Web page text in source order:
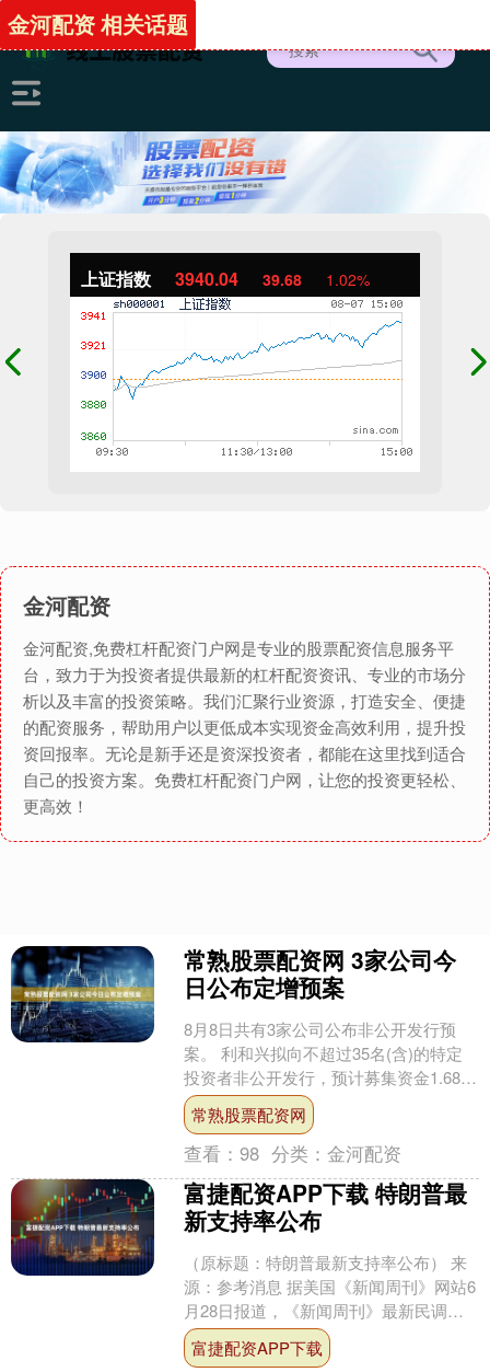
上证指数 3940.04 39.68 1.02%
金河配资
金河配资,免费杠杆配资门户网是专业的股票配资信息服务平
台，致力于为投资者提供最新的杠杆配资资讯、专业的市场分
析以及丰富的投资策略。我们汇聚行业资源，打造安全、便捷
的配资服务，帮助用户以更低成本实现资金高效利用，提升投
资回报率。无论是新手还是资深投资者，都能在这里找到适合
自己的投资方案。免费杠杆配资门户网，让您的投资更轻松、
更高效！
金河配资 相关话题
常熟股票配资网 3家公司今
日公布定增预案
8月8日共有3家公司公布非公开发行预
案。 利和兴拟向不超过35名(含)的特定
投资者非公开发行，预计募集资金1.68亿
元，募集资金主要用于半导体设备精密
零部件研发....
常熟股票配资网
查看：98 分类：金河配资
富捷配资APP下载 特朗普最
新支持率公布
（原标题：特朗普最新支持率公布） 来
源：参考消息 据美国《新闻周刊》网站6
月28日报道，《新闻周刊》最新民调显
示，美国总统特朗普的支持率降至历史
最低点。 该调查....
富捷配资APP下载